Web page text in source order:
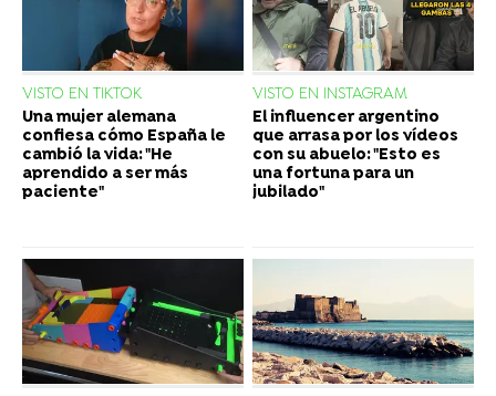
VISTO EN TIKTOK
Una mujer alemana
confiesa cómo España le
cambió la vida: "He
aprendido a ser más
paciente"
VISTO EN INSTAGRAM
El influencer argentino
que arrasa por los vídeos
con su abuelo: "Esto es
una fortuna para un
jubilado"